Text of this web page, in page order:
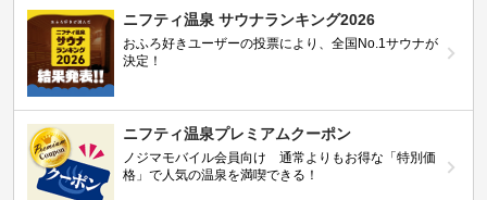
ニフティ温泉 サウナランキング2026
おふろ好きユーザーの投票により、全国No.1サウナが
決定！
ニフティ温泉プレミアムクーポン
ノジマモバイル会員向け 通常よりもお得な「特別価
格」で人気の温泉を満喫できる！